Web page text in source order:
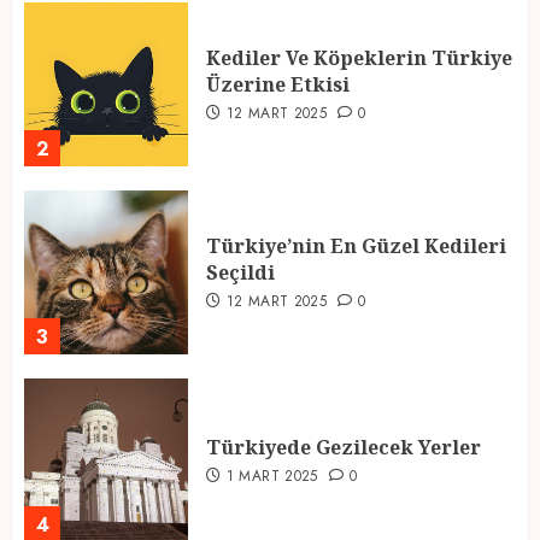
2
Kediler Ve Köpeklerin Türkiye
Üzerine Etkisi
12 MART 2025 0
3
Türkiye’nin En Güzel Kedileri
Seçildi
12 MART 2025 0
4
Türkiyede Gezilecek Yerler
1 MART 2025 0